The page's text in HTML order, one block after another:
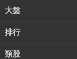
大盤
排行
類股